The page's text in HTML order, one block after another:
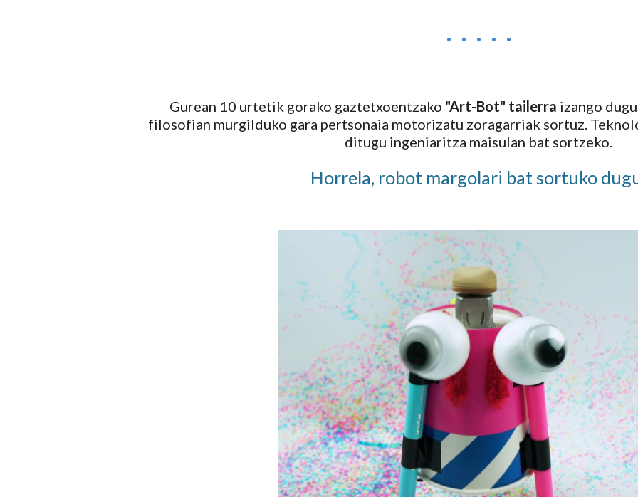
· · · · ·
Gurean 10 urtetik gorako gaztetxoentzako "Art-Bot" tailerra izango
filosofian murgilduko gara pertsonaia motorizatu zoragarriak sortuz.
ditugu ingeniaritza maisulan bat sortzeko.
Horrela, robot margolari bat sortuko